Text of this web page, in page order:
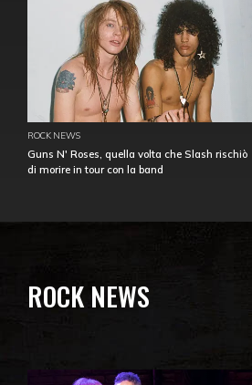
ROCK NEWS
Guns N' Roses, quella volta che Slash rischiò
di morire in tour con la band
ROCK NEWS